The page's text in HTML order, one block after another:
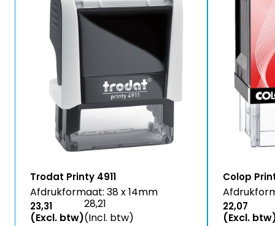
Trodat Printy 4911
Afdrukformaat: 38 x 14mm
23,31
(Excl. btw)
28,21
(Incl. btw)
Colop
22,07
(Excl.